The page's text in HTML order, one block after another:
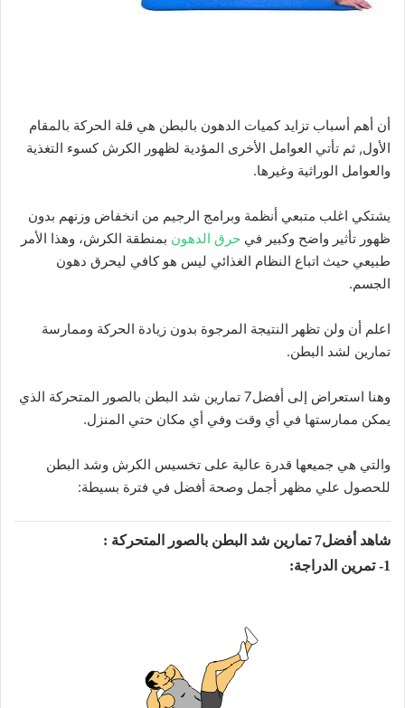
أن أهم أسباب تزايد كميات الدهون بالبطن هي قلة الحركة بالمقام
الأول, ثم تأتي العوامل الأخرى المؤدية لظهور الكرش كسوء التغذية
والعوامل الوراثية وغيرها.
يشتكي اغلب متبعي أنظمة وبرامج الرجيم من انخفاض وزنهم بدون
ظهور تأثير واضح وكبير في حرق الدهون بمنطقة الكرش، وهذا الأمر
طبيعي حيث اتباع النظام الغذائي ليس هو كافي ليحرق دهون
الجسم.
اعلم أن ولن تظهر النتيجة المرجوة بدون زيادة الحركة وممارسة
تمارين لشد البطن.
وهنا استعراض إلى أفضل7 تمارين شد البطن بالصور المتحركة الذي
يمكن ممارستها في أي وقت وفي أي مكان حتي المنزل.
والتي هي جميعها قدرة عالية على تخسيس الكرش وشد البطن
للحصول علي مظهر أجمل وصحة أفضل في فترة بسيطة:
شاهد أفضل7 تمارين شد البطن بالصور المتحركة :
1- تمرين الدراجة: